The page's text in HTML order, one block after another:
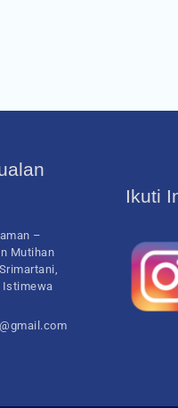
–
Mutihan
Istimewa
Ikuti